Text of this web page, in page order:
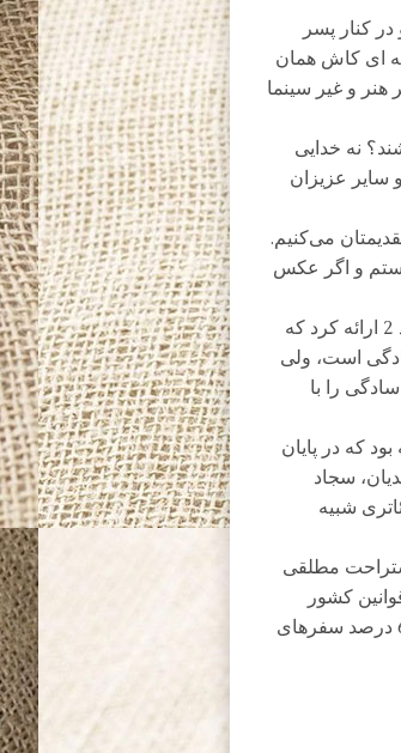
کنار پسر
ای کاش همان
و غیر سینما
نه خدایی
سایر عزیزان
می‌کنیم.
و اگر عکس
ترانه علیدوستی با این سلفیِ “سرِ صبحی” توضیحاتی درباره پروژه شهرزاد 2 ارائه کرد که
است، ولی
را با
که در پایان
سجاد
شبیه
مطلقی
کشور
پوشیدن شلوارک برای آقایان در اماکن عمومی را آزاد می کرد، بیش از 60 درصد سفرهای